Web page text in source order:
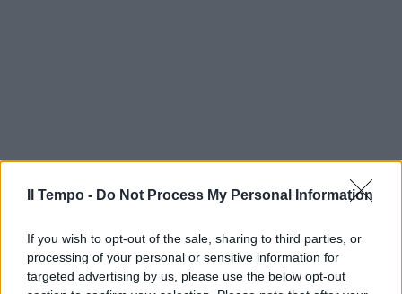
Il Tempo - Do Not Process My Personal Information
If you wish to opt-out of the sale, sharing to third parties, or
processing of your personal or sensitive information for
targeted advertising by us, please use the below opt-out